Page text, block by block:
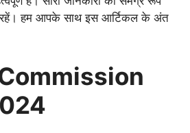
हम आपके साथ इस आर्टिकल के अंत